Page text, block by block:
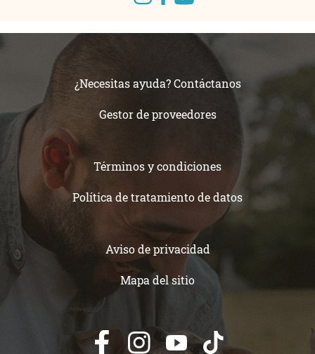
¿Necesitas ayuda? Contáctanos
Gestor de proveedores
Términos y condiciones
Política de tratamiento de datos
Aviso de privacidad
Mapa del sitio